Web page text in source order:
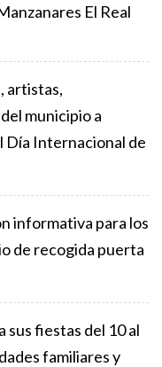
El Real
artistas,
municipio a
Día Internacional de
informativa para los
de recogida puerta
sus fiestas del 10 al
familiares y